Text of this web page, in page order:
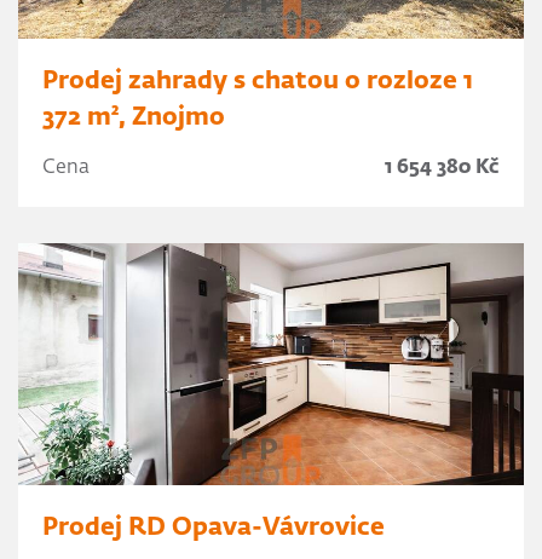
Prodej zahrady s chatou o rozloze 1
372 m², Znojmo
Cena 1 654 380 Kč
Prodej RD Opava-Vávrovice